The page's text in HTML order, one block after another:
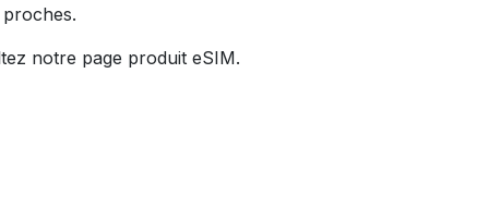
notre page produit eSIM.